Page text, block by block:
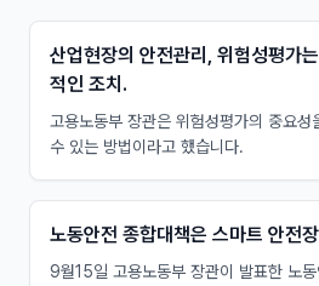
산업현장의 안전관리, 위험성평가
적인 조치.
고용노동부 장관은 위험성평가의 중요
수 있는 방법이라고 했습니다.
노동안전 종합대책은 스마트 안전
9월15일 고용노동부 장관이 발표한 노